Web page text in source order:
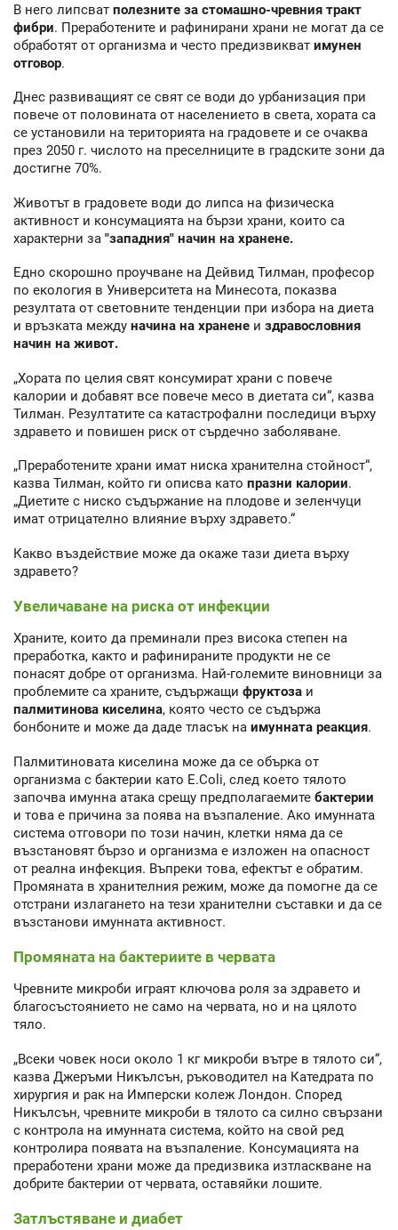
В него липсват полезните за стомашно-чревния тракт
фибри. Преработените и рафинирани храни не могат да се
обработят от организма и често предизвикват имунен
отговор.
Днес развиващият се свят се води до урбанизация при
повече от половината от населението в света, хората са
се установили на територията на градовете и се очаква
през 2050 г. числото на преселниците в градските зони да
достигне 70%.
Животът в градовете води до липса на физическа
активност и консумацията на бързи храни, които са
характерни за "западния" начин на хранене.
Едно скорошно проучване на Дейвид Тилман, професор
по екология в Университета на Минесота, показва
резултата от световните тенденции при избора на диета
и връзката между начина на хранене и здравословния
начин на живот.
„Хората по целия свят консумират храни с повече
калории и добавят все повече месо в диетата си“, казва
Тилман. Резултатите са катастрофални последици върху
здравето и повишен риск от сърдечно заболяване.
„Преработените храни имат ниска хранителна стойност“,
казва Тилман, който ги описва като празни калории.
„Диетите с ниско съдържание на плодове и зеленчуци
имат отрицателно влияние върху здравето.“
Какво въздействие може да окаже тази диета върху
здравето?
Увеличаване на риска от инфекции
Храните, които да преминали през висока степен на
преработка, както и рафинираните продукти не се
понасят добре от организма. Най-големите виновници за
проблемите са храните, съдържащи фруктоза и
палмитинова киселина, която често се съдържа
бонбоните и може да даде тласък на имунната реакция.
Палмитиновата киселина може да се обърка от
организма с бактерии като E.Coli, след което тялото
започва имунна атака срещу предполагаемите бактерии
и това е причина за поява на възпаление. Ако имунната
система отговори по този начин, клетки няма да се
възстановят бързо и организма е изложен на опасност
от реална инфекция. Въпреки това, ефектът е обратим.
Промяната в хранителния режим, може да помогне да се
отстрани излагането на тези хранителни съставки и да се
възстанови имунната активност.
Промяната на бактериите в червата
Чрeвните микроби играят ключова роля за здравето и
благосъстоянието не само на червата, но и на цялото
тяло.
„Всеки човек носи около 1 кг микроби вътре в тялото си“,
казва Джеръми Никълсън, ръководител на Катедрата по
хирургия и рак на Имперски колеж Лондон. Според
Никълсън, чревните микроби в тялото са силно свързани
с контрола на имунната система, който на свой ред
контролира появата на възпаление. Консумацията на
преработени храни може да предизвика изтласкване на
добрите бактерии от червата, оставяйки лошите.
Затлъстяване и диабет